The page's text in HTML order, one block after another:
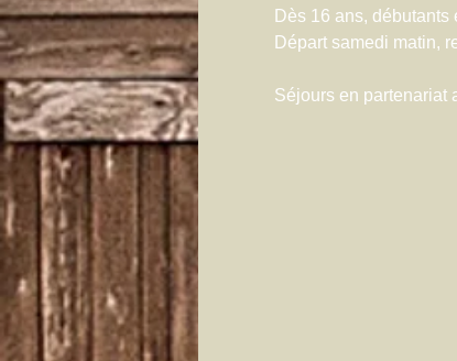
Dès 16 ans, débutants
Départ samedi matin,
Séjours en partenariat